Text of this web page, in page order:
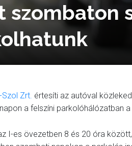
szombaton
Szol Zrt. értesíti az autóval
a felszíni parkolóhálózatban a
I-es övezetben 8 és 20 óra